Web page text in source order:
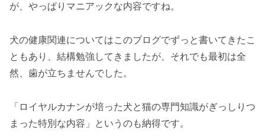
が、やっぱりマニアックな内容ですね。
犬の健康関連についてはこのブログでずっと書いてきたこ
ともあり、結構勉強してきましたが、それでも最初は全
然、歯が立ちませんでした。
「ロイヤルカナンが培った犬と猫の専門知識がぎっしりつ
まった特別な内容」というのも納得です。